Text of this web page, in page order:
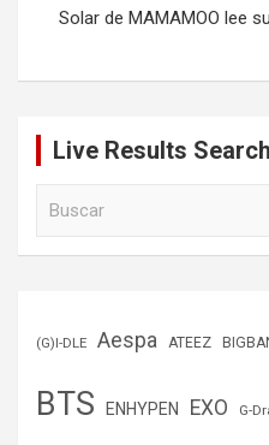
Solar de MAMAMOO lee
Live Results Search
(G)I-DLE Aespa ATEEZ
BTS ENHYPEN EXO G-